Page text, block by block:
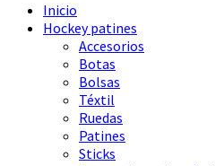
Inicio
Hockey patines
Accesorios
Botas
Bolsas
Téxtil
Ruedas
Patines
Sticks